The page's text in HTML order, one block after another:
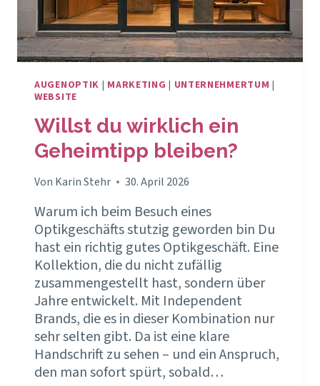
AUGENOPTIK | MARKETING | UNTERNEHMERTUM |
WEBSITE
Willst du wirklich ein
Geheimtipp bleiben?
Von Karin Stehr 30. April 2026
Warum ich beim Besuch eines
Optikgeschäfts stutzig geworden bin Du
hast ein richtig gutes Optikgeschäft. Eine
Kollektion, die du nicht zufällig
zusammengestellt hast, sondern über
Jahre entwickelt. Mit Independent
Brands, die es in dieser Kombination nur
sehr selten gibt. Da ist eine klare
Handschrift zu sehen – und ein Anspruch,
den man sofort spürt, sobald…